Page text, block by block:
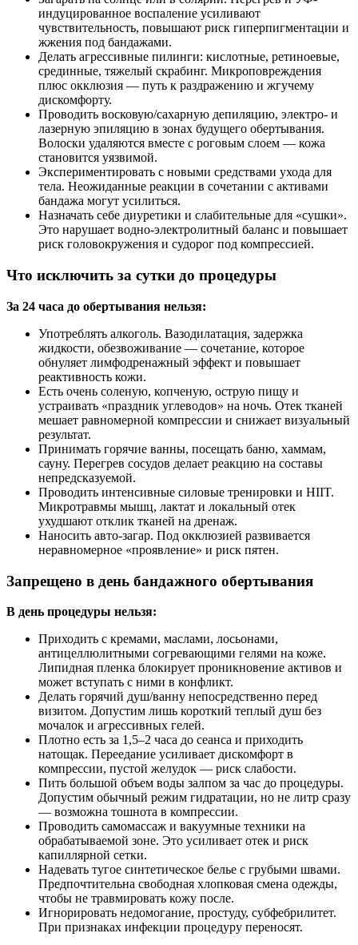
индуцированное воспаление усиливают
чувствительность, повышают риск гиперпигментации и
жжения под бандажами.
Делать агрессивные пилинги: кислотные, ретиноевые,
срединные, тяжелый скрабинг. Микроповреждения
плюс окклюзия — путь к раздражению и жгучему
дискомфорту.
Проводить восковую/сахарную депиляцию, электро- и
лазерную эпиляцию в зонах будущего обертывания.
Волоски удаляются вместе с роговым слоем — кожа
становится уязвимой.
Экспериментировать с новыми средствами ухода для
тела. Неожиданные реакции в сочетании с активами
бандажа могут усилиться.
Назначать себе диуретики и слабительные для «сушки».
Это нарушает водно-электролитный баланс и повышает
риск головокружения и судорог под компрессией.
Что исключить за сутки до процедуры
За 24 часа до обертывания нельзя:
Употреблять алкоголь. Вазодилатация, задержка
жидкости, обезвоживание — сочетание, которое
обнуляет лимфодренажный эффект и повышает
реактивность кожи.
Есть очень соленую, копченую, острую пищу и
устраивать «праздник углеводов» на ночь. Отек тканей
мешает равномерной компрессии и снижает визуальный
результат.
Принимать горячие ванны, посещать баню, хаммам,
сауну. Перегрев сосудов делает реакцию на составы
непредсказуемой.
Проводить интенсивные силовые тренировки и HIIT.
Микротравмы мышц, лактат и локальный отек
ухудшают отклик тканей на дренаж.
Наносить авто-загар. Под окклюзией развивается
неравномерное «проявление» и риск пятен.
Запрещено в день бандажного обертывания
В день процедуры нельзя:
Приходить с кремами, маслами, лосьонами,
антицеллюлитными согревающими гелями на коже.
Липидная пленка блокирует проникновение активов и
может вступать с ними в конфликт.
Делать горячий душ/ванну непосредственно перед
визитом. Допустим лишь короткий теплый душ без
мочалок и агрессивных гелей.
Плотно есть за 1,5–2 часа до сеанса и приходить
натощак. Переедание усиливает дискомфорт в
компрессии, пустой желудок — риск слабости.
Пить большой объем воды залпом за час до процедуры.
Допустим обычный режим гидратации, но не литр сразу
— возможна тошнота в компрессии.
Проводить самомассаж и вакуумные техники на
обрабатываемой зоне. Это усиливает отек и риск
капиллярной сетки.
Надевать тугое синтетическое белье с грубыми швами.
Предпочтительна свободная хлопковая смена одежды,
чтобы не травмировать кожу после.
Игнорировать недомогание, простуду, субфебрилитет.
При признаках инфекции процедуру переносят.